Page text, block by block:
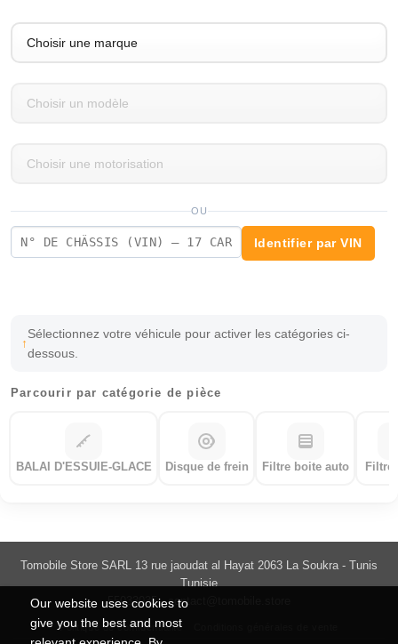
Our website uses cookies to
give you the best and most
OU
Identifier par VIN
Sélectionnez votre véhicule pour activer les catégories ci-
dessous.
Parcourir par catégorie de pièce
BALAI D'ESSUIE-GLACE Disque de frein Filtre boite auto
Tomobile Store SARL 13 rue jaoudat al Hayat 2063 La Soukra - Tunis
Tunisie
55033035 -contact@tomobile.store
Politique de confidentialité